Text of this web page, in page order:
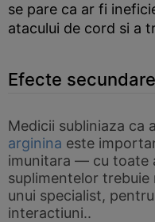
se pare ca ar fi
atacului de cord si a
Efecte
Medicii subliniaza ca
arginina este
imunitara — cu toate
suplimentelor
unui specialist,
interactiuni..